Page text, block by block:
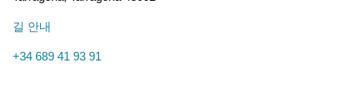
길 안내
+34 689 41 93 91